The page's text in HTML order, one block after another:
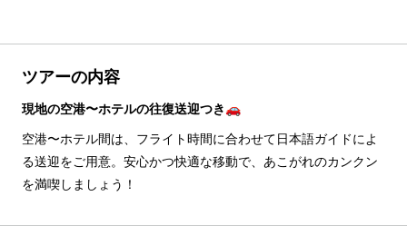
ツアーの内容
現地の空港〜ホテルの往復送迎つき🚗
空港〜ホテル間は、フライト時間に合わせて日本語ガイドによ
る送迎をご用意。安心かつ快適な移動で、あこがれのカンクン
を満喫しましょう！